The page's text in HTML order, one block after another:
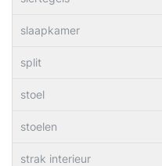
slaapkamer
split
stoel
stoelen
strak interieur